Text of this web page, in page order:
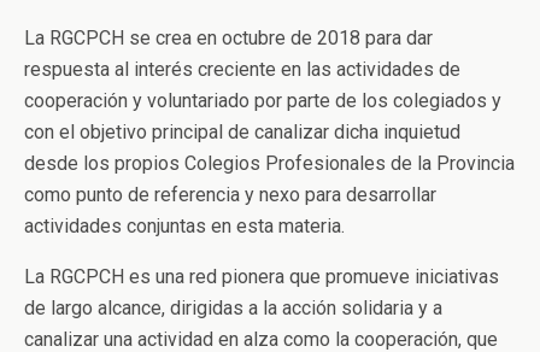
La RGCPCH se crea en octubre de 2018 para dar
respuesta al interés creciente en las actividades de
cooperación y voluntariado por parte de los colegiados y
con el objetivo principal de canalizar dicha inquietud
desde los propios Colegios Profesionales de la Provincia
como punto de referencia y nexo para desarrollar
actividades conjuntas en esta materia.
La RGCPCH es una red pionera que promueve iniciativas
de largo alcance, dirigidas a la acción solidaria y a
canalizar una actividad en alza como la cooperación, que